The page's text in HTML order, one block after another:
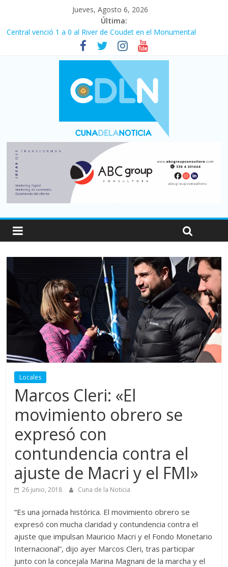
Jueves, Agosto 6, 2026
Última:
Central venció 1 a 0 al River de Coudet en el Monumental
La morosidad alcanzó su nivel más alto en dos décadas y ya
afecta a 400 mil deudores en Santa Fe
Desde que asumió Milei cerraron 41.000 kioscos: el sector
denuncia crisis como en 2001
Vacaciones de invierno con más movimiento y consumo
turístico: 4,6 millones de personas viajaron por el país, un 5,9%
Fuerte caída de la venta de autos usados en julio: bajó un 12,6%
Locales
Marcos Cleri: «El
movimiento obrero se
expresó con
contundencia contra el
ajuste de Macri y el FMI»
26 junio, 2018 Cuna de la Noticia
“Es una jornada histórica. El movimiento obrero se
expresó con mucha claridad y contundencia contra el
ajuste que impulsan Mauricio Macri y el Fondo Monetario
Internacional”, dijo ayer Marcos Cleri, tras participar
junto con la concejala Marina Magnani de la marcha y el